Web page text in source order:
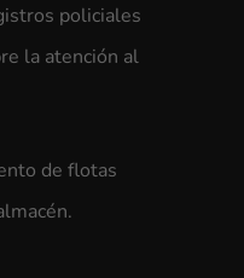
policiales
la atención al
de flotas